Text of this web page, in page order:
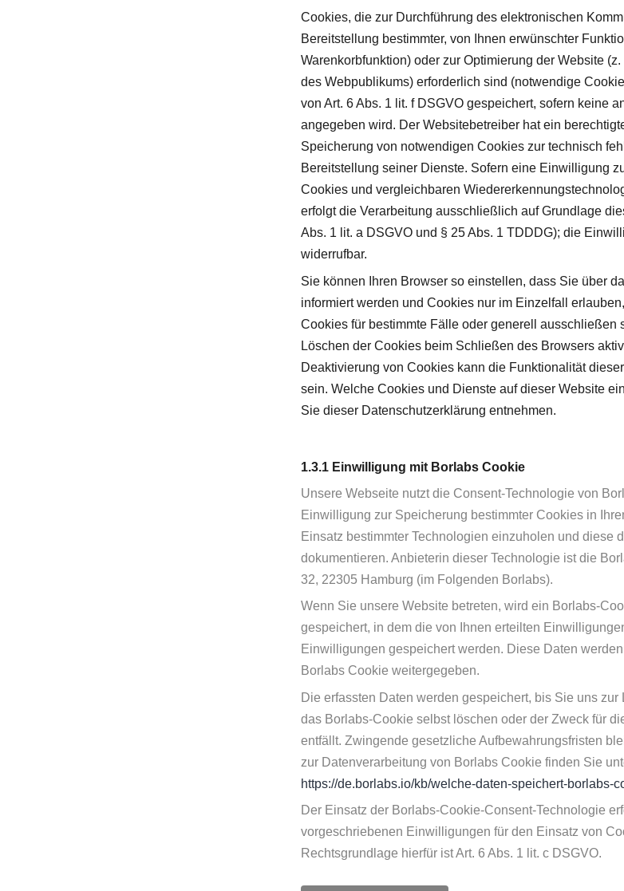
Cookies, die zur Durchführung des elektronischen
Bereitstellung bestimmter, von Ihnen erwünschter
Warenkorbfunktion) oder zur Optimierung der Website
des Webpublikums) erforderlich sind (notwendige
von Art. 6 Abs. 1 lit. f DSGVO gespeichert, sofern keine
angegeben wird. Der Websitebetreiber hat ein
Speicherung von notwendigen Cookies zur technisch
Bereitstellung seiner Dienste. Sofern eine Einwilligung
Cookies und vergleichbaren
erfolgt die Verarbeitung ausschließlich auf Grundlage
Abs. 1 lit. a DSGVO und § 25 Abs. 1 TDDDG); die
widerrufbar.
Sie können Ihren Browser so einstellen, dass Sie über
informiert werden und Cookies nur im Einzelfall
Cookies für bestimmte Fälle oder generell ausschließen
Löschen der Cookies beim Schließen des Browsers
Deaktivierung von Cookies kann die Funktionalität
sein. Welche Cookies und Dienste auf dieser Website
Sie dieser Datenschutzerklärung entnehmen.
1.3.1 Einwilligung mit Borlabs Cookie
Unsere Webseite nutzt die Consent-Technologie von
Einwilligung zur Speicherung bestimmter Cookies in
Einsatz bestimmter Technologien einzuholen und diese
dokumentieren. Anbieterin dieser Technologie ist die
32, 22305 Hamburg (im Folgenden Borlabs).
Wenn Sie unsere Website betreten, wird ein Borlabs-
gespeichert, in dem die von Ihnen erteilten
Einwilligungen gespeichert werden. Diese Daten
Borlabs Cookie weitergegeben.
Die erfassten Daten werden gespeichert, bis Sie uns zur
das Borlabs-Cookie selbst löschen oder der Zweck für
entfällt. Zwingende gesetzliche Aufbewahrungsfristen
zur Datenverarbeitung von Borlabs Cookie finden Sie
https://de.borlabs.io/kb/welche-daten-speichert-borlabs-
Der Einsatz der Borlabs-Cookie-Consent-Technologie
vorgeschriebenen Einwilligungen für den Einsatz von
Rechtsgrundlage hierfür ist Art. 6 Abs. 1 lit. c DSGVO.